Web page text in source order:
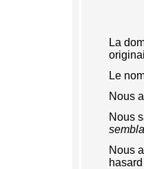
La
Le
Nous
Nous
Nous